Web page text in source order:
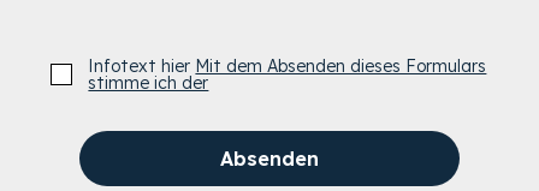
Infotext hier Mit dem Absenden dieses Formulars
stimme ich der
Absenden